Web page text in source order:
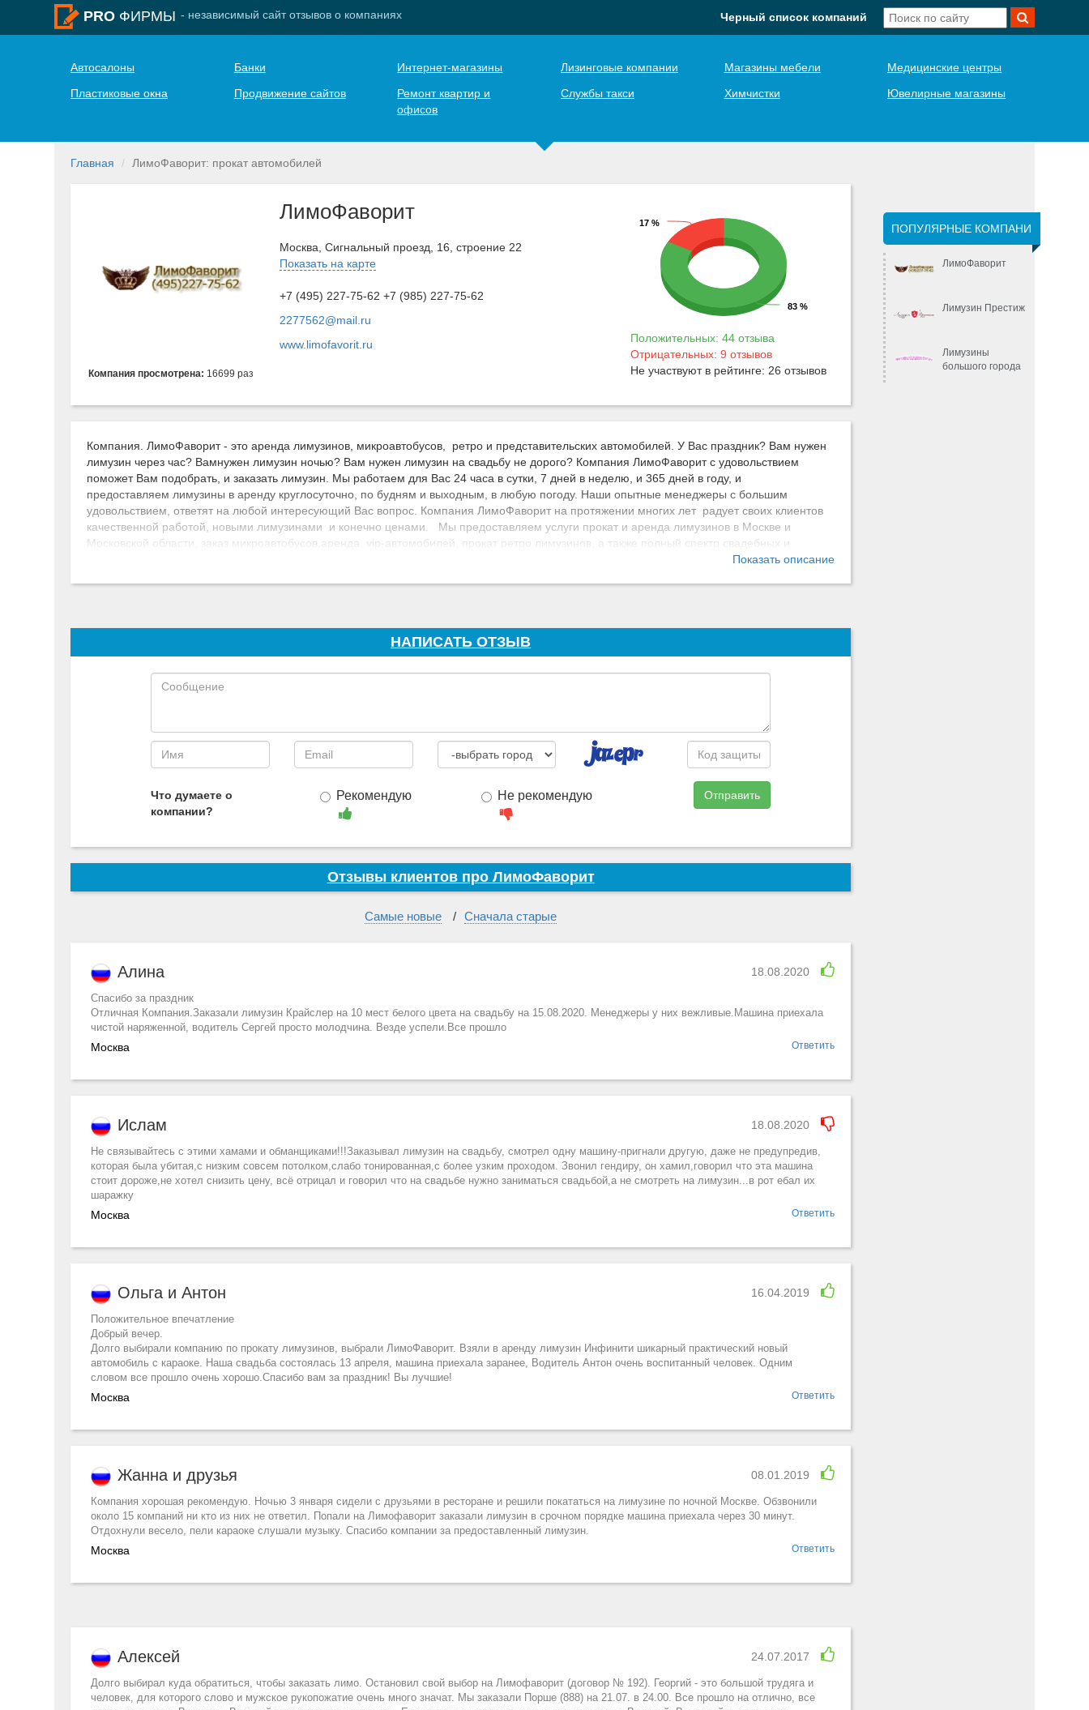
PRO ФИРМЫ - независимый сайт отзывов о компаниях Черный список компаний
Автосалоны Банки Интернет-магазины Лизинговые компании Магазины мебели
Медицинские центры
Пластиковые окна
Продвижение сайтов
Ремонт квартир и
офисов
Службы такси Химчистки Ювелирные магазины
Главная ЛимоФаворит: прокат автомобилей
Компания просмотрена: 16699 раз
ЛимоФаворит
Москва, Сигнальный проезд, 16, строение 22
Показать на карте
+7 (495) 227-75-62 +7 (985) 227-75-62
2277562@mail.ru
www.limofavorit.ru
83 %
17 %
Положительных: 44 отзыва
Отрицательных: 9 отзывов
Не участвуют в рейтинге: 26 отзывов
Компания. ЛимоФаворит - это аренда лимузинов, микроавтобусов, ретро и представительских автомобилей. У Вас праздник? Вам нужен
лимузин через час? Вамнужен лимузин ночью? Вам нужен лимузин на свадьбу не дорого? Компания ЛимоФаворит с удовольствием
поможет Вам подобрать, и заказать лимузин. Мы работаем для Вас 24 часа в сутки, 7 дней в неделю, и 365 дней в году, и
предоставляем лимузины в аренду круглосуточно, по будням и выходным, в любую погоду. Наши опытные менеджеры с большим
удовольствием, ответят на любой интересующий Вас вопрос. Компания ЛимоФаворит на протяжении многих лет радует своих клиентов
качественной работой, новыми лимузинами и конечно ценами. Мы предоставляем услуги прокат и аренда лимузинов в Москве и
Московской области, заказ микроавтобусов,аренда vip-автомобилей, прокат ретро лимузинов, а также полный спектр свадебных и
праздничных услуг.Лимузин напрокат идеально подходит на свадьбу, день рождение, поездку в роддом, на вечеринку, встречу в аэропорту
лимузины в прекрасном техническом состоянии, оснащены по высшему классу современной техники. Мы поможем Вам подобрать
наиболее подходящий лимузин напрокат дешево, для любого праздничного мероприятия или свадьбы на выгодных для Вас условиях. В
нашей компании можно заказать лимузин на любой вкус и бюджет, разных цветов.С целью удовлетворить запросы наших клиентов, с
любым достатком, мы предлагаем, как дешевые лимузины марки Линкольн, так и новый лимузин Мега Хаммер в полный рост.
Показать описание
НАПИСАТЬ ОТЗЫВ
Что думаете о
компании?
Рекомендую Не рекомендую Отправить
Отзывы клиентов про ЛимоФаворит
Самые новые Сначала старые
Алина 18.08.2020
Спасибо за праздник
Отличная Компания.Заказали лимузин Крайслер на 10 мест белого цвета на свадьбу на 15.08.2020. Менеджеры у них вежливые.Машина приехала
чистой наряженной, водитель Сергей просто молодчина. Везде успели.Все прошло
Москва Ответить
Ислам 18.08.2020
Не связывайтесь с этими хамами и обманщиками!!!Заказывал лимузин на свадьбу, смотрел одну машину-пригнали другую, даже не предупредив,
которая была убитая,с низким совсем потолком,слабо тонированная,с более узким проходом. Звонил гендиру, он хамил,говорил что эта машина
стоит дороже,не хотел снизить цену, всё отрицал и говорил что на свадьбе нужно заниматься свадьбой,а не смотреть на лимузин...в рот ебал их
шаражку
Москва Ответить
Ольга и Антон 16.04.2019
Положительное впечатление
Добрый вечер.
Долго выбирали компанию по прокату лимузинов, выбрали ЛимоФаворит. Взяли в аренду лимузин Инфинити шикарный практический новый
автомобиль с караоке. Наша свадьба состоялась 13 апреля, машина приехала заранее, Водитель Антон очень воспитанный человек. Одним
словом все прошло очень хорошо.Спасибо вам за праздник! Вы лучшие!
Москва Ответить
Жанна и друзья 08.01.2019
Компания хорошая рекомендую. Ночью 3 января сидели с друзьями в ресторане и решили покататься на лимузине по ночной Москве. Обзвонили
около 15 компаний ни кто из них не ответил. Попали на Лимофаворит заказали лимузин в срочном порядке машина приехала через 30 минут.
Отдохнули весело, пели караоке слушали музыку. Спасибо компании за предоставленный лимузин.
Москва Ответить
Алексей 24.07.2017
Долго выбирал куда обратиться, чтобы заказать лимо. Остановил свой выбор на Лимофаворит (договор № 192). Георгий - это большой трудяга и
человек, для которого слово и мужское рукопожатие очень много значат. Мы заказали Порше (888) на 21.07. в 24.00. Все прошло на отлично, все
ПОПУЛЯРНЫЕ КОМПАНИ
ЛимоФаворит
Лимузин Престиж
Лимузины
большого города